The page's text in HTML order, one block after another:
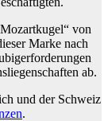
von
Marke nach
ab.
und der Schweiz
.